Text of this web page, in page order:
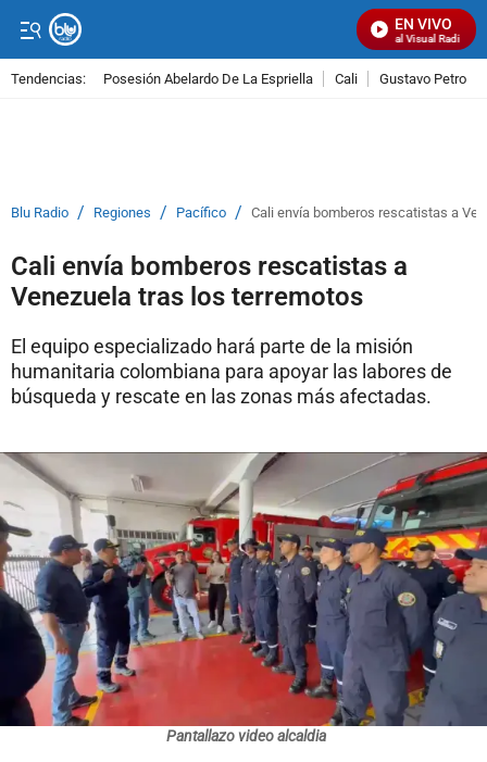
EN VIVO
Señal Visual Radio
Tendencias: Posesión Abelardo De La Espriella Cali Gustavo Petro
Blu Radio / Regiones / Pacífico / Cali envía bomberos rescatistas a
Cali envía bomberos rescatistas a
Venezuela tras los terremotos
El equipo especializado hará parte de la misión
humanitaria colombiana para apoyar las labores de
búsqueda y rescate en las zonas más afectadas.
Pantallazo video alcaldia